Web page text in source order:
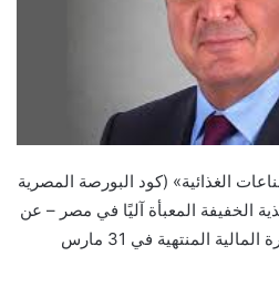
الغذائية» (كود البورصة المصرية
الخفيفة المعبأة آليًا في مصر – عن
النتائج المالية والتشغيلية للفترة المالية المنتهية في 31 مارس